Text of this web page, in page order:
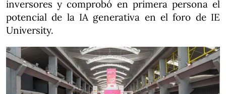
inversores y comprobó en primera persona el
potencial de la IA generativa en el foro de IE
University.